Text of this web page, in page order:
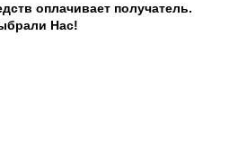
оплачивает получатель.
Нас!